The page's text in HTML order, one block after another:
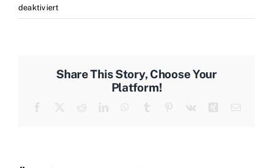
deaktiviertfür
WPIMG_1284
Share This Story, Choose Your
Platform!